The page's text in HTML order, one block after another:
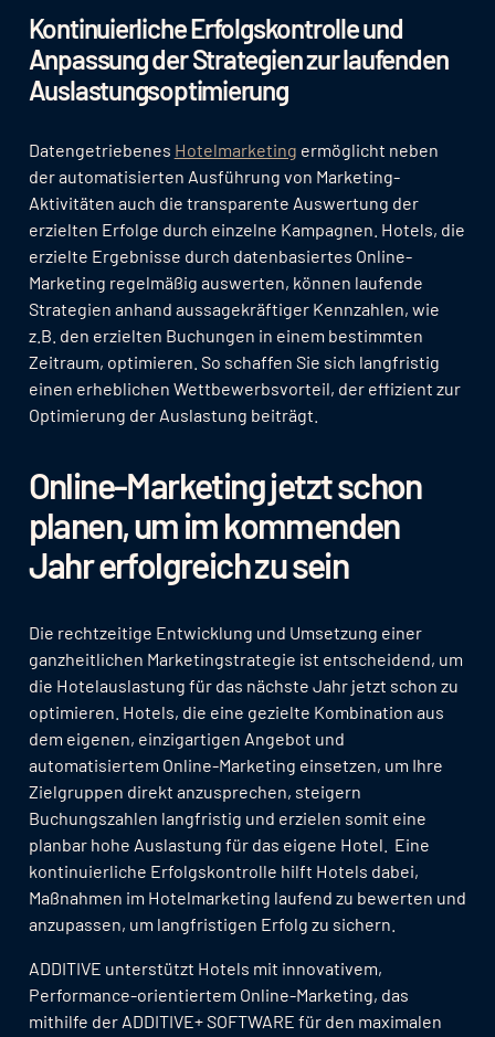
Kontinuierliche Erfolgskontrolle und
Anpassung der Strategien zur laufenden
Auslastungsoptimierung
Datengetriebenes Hotelmarketing ermöglicht neben
der automatisierten Ausführung von Marketing-
Aktivitäten auch die transparente Auswertung der
erzielten Erfolge durch einzelne Kampagnen. Hotels, die
erzielte Ergebnisse durch datenbasiertes Online-
Marketing regelmäßig auswerten, können laufende
Strategien anhand aussagekräftiger Kennzahlen, wie
z.B. den erzielten Buchungen in einem bestimmten
Zeitraum, optimieren. So schaffen Sie sich langfristig
einen erheblichen Wettbewerbsvorteil, der effizient zur
Optimierung der Auslastung beiträgt.
Online-Marketing jetzt schon
planen, um im kommenden
Jahr erfolgreich zu sein
Die rechtzeitige Entwicklung und Umsetzung einer
ganzheitlichen Marketingstrategie ist entscheidend, um
die Hotelauslastung für das nächste Jahr jetzt schon zu
optimieren. Hotels, die eine gezielte Kombination aus
dem eigenen, einzigartigen Angebot und
automatisiertem Online-Marketing einsetzen, um Ihre
Zielgruppen direkt anzusprechen, steigern
Buchungszahlen langfristig und erzielen somit eine
planbar hohe Auslastung für das eigene Hotel. Eine
kontinuierliche Erfolgskontrolle hilft Hotels dabei,
Maßnahmen im Hotelmarketing laufend zu bewerten und
anzupassen, um langfristigen Erfolg zu sichern.
ADDITIVE unterstützt Hotels mit innovativem,
Performance-orientiertem Online-Marketing, das
mithilfe der ADDITIVE+ SOFTWARE für den maximalen